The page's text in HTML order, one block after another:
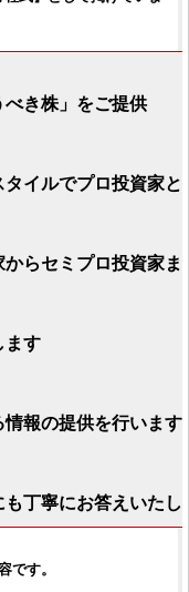
べき株」をご提供
イルでプロ投資家
からセミプロ投資家
ます
報の提供を行います
丁寧にお答えいたし
です。